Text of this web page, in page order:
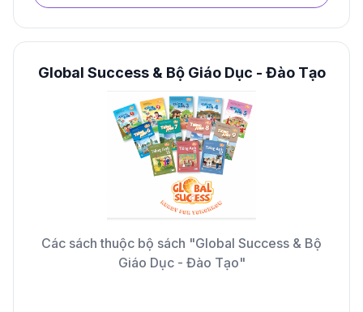
Global Success & Bộ Giáo Dục - Đào Tạo
Các sách thuộc bộ sách "Global Success & Bộ
Giáo Dục - Đào Tạo"